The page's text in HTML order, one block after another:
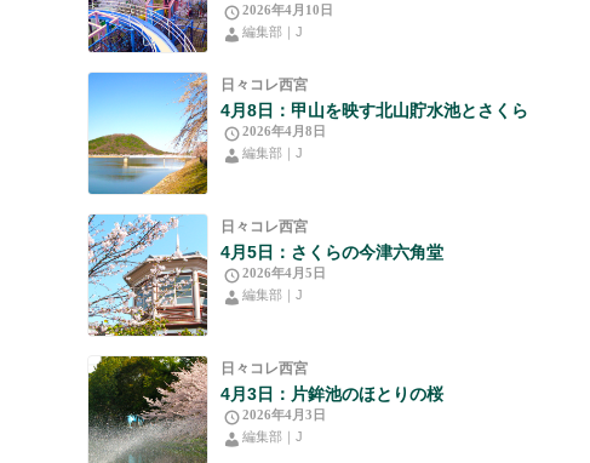
2026年4月10日
編集部｜J
日々コレ西宮
4月8日：甲山を映す北山貯水池とさくら
2026年4月8日
編集部｜J
日々コレ西宮
4月5日：さくらの今津六角堂
2026年4月5日
編集部｜J
日々コレ西宮
4月3日：片鉾池のほとりの桜
2026年4月3日
編集部｜J